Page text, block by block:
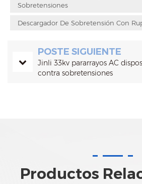
Sobretensiones
Descargador De Sobretensión Con
POSTE SIGUIENTE
Jinli 33kv pararrayos AC
contra sobretensiones
Productos